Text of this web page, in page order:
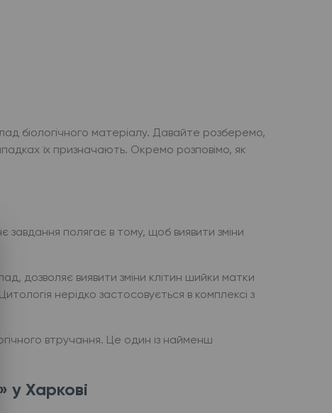
біологічного матеріалу. Давайте розберемо,
їх призначають. Окремо розповімо, як
завдання полягає в тому, щоб виявити зміни
дозволяє виявити зміни клітин шийки матки
нерідко застосовується в комплексі з
втручання. Це один із найменш
у Харкові